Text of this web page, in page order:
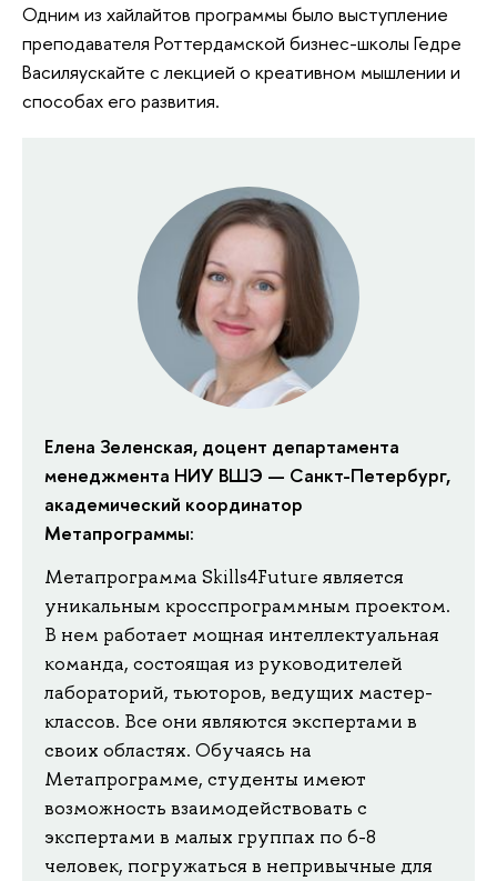
Одним из хайлайтов программы было выступление
преподавателя Роттердамской бизнес-школы Гедре
Василяускайте с лекцией о креативном мышлении и
способах его развития.
Елена Зеленская, доцент департамента
менеджмента НИУ ВШЭ — Санкт-Петербург,
академический координатор
Метапрограммы:
Метапрограмма Skills4Future является
уникальным кросспрограммным проектом.
В нем работает мощная интеллектуальная
команда, состоящая из руководителей
лабораторий, тьюторов, ведущих мастер-
классов. Все они являются экспертами в
своих областях. Обучаясь на
Метапрограмме, студенты имеют
возможность взаимодействовать c
экспертами в малых группах по 6-8
человек, погружаться в непривычные для